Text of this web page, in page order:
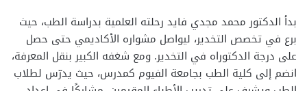
بدأ الدكتور محمد مجدي فايد رحلته العلمية بدراسة الطب، حيث
برع في تخصص التخدير، ليواصل مشواره الأكاديمي حتى حصل
على درجة الدكتوراه في التخدير. ومع شغفه الكبير بنقل المعرفة،
انضم إلى كلية الطب بجامعة الفيوم كمدرس، حيث يدرّس لطلاب